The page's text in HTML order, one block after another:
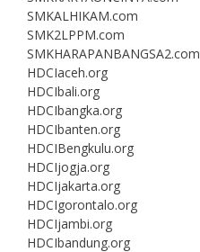
SMKALHIKAM.com
SMK2LPPM.com
SMKHARAPANBANGSA2.com
HDCIaceh.org
HDCIbali.org
HDCIbangka.org
HDCIbanten.org
HDCIBengkulu.org
HDCIjogja.org
HDCIjakarta.org
HDCIgorontalo.org
HDCIjambi.org
HDCIbandung.org